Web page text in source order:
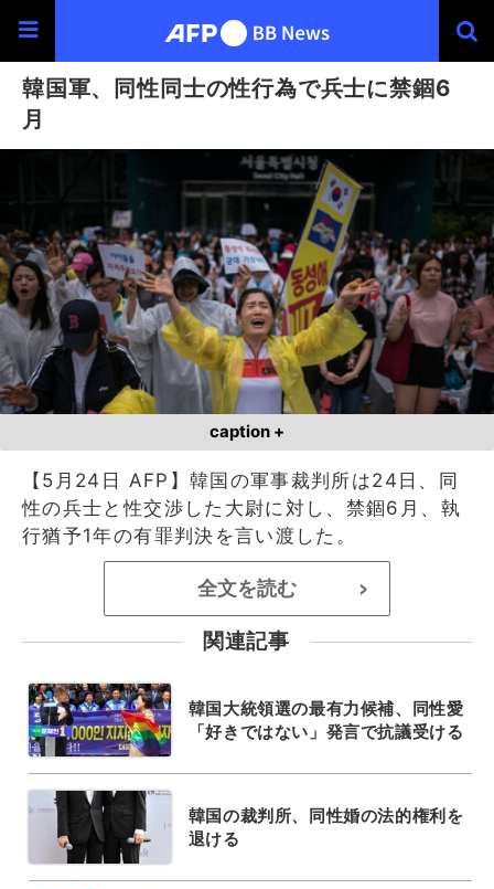
韓国軍、同性同士の性行為で兵士に禁錮6
月
caption +
【5月24日 AFP】韓国の軍事裁判所は24日、同
性の兵士と性交渉した大尉に対し、禁錮6月、執
行猶予1年の有罪判決を言い渡した。
全文を読む >
関連記事
韓国大統領選の最有力候補、同性愛
「好きではない」発言で抗議受ける
韓国の裁判所、同性婚の法的権利を
退ける